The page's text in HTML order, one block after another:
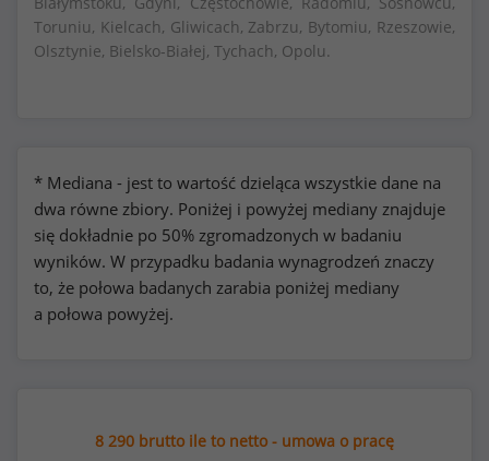
Toruniu, Kielcach, Gliwicach, Zabrzu, Bytomiu, Rzeszowie,
Olsztynie, Bielsko-Białej, Tychach, Opolu.
* Mediana - jest to wartość dzieląca wszystkie dane na
dwa równe zbiory. Poniżej i powyżej mediany znajduje
się dokładnie po 50% zgromadzonych w badaniu
wyników. W przypadku badania wynagrodzeń znaczy
to, że połowa badanych zarabia poniżej mediany
a połowa powyżej.
8 290 brutto ile to netto - umowa o pracę